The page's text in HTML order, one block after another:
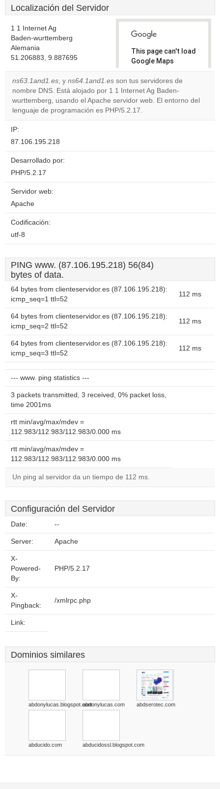
Localización del Servidor
1 1 Internet Ag
Baden-wurttemberg
Alemania
51.206883, 9.887695
This page can't load
Google Maps
correctly.
Do you
own this
website?
OK
ns63.1and1.es, y ns64.1and1.es son tus servidores de
nombre DNS. Está alojado por 1 1 Internet Ag Baden-
wurttemberg, usando el Apache servidor web. El entorno del
lenguaje de programación es PHP/5.2.17.
IP:
87.106.195.218
Desarrollado por:
PHP/5.2.17
Servidor web:
Apache
Codificación:
utf-8
PING www. (87.106.195.218) 56(84)
bytes of data.
64 bytes from clienteservidor.es (87.106.195.218):
icmp_seq=1 ttl=52
112 ms
64 bytes from clienteservidor.es (87.106.195.218):
icmp_seq=2 ttl=52
112 ms
64 bytes from clienteservidor.es (87.106.195.218):
icmp_seq=3 ttl=52
112 ms
--- www. ping statistics ---
3 packets transmitted, 3 received, 0% packet loss,
time 2001ms
rtt min/avg/max/mdev =
112.983/112.983/112.983/0.000 ms
rtt min/avg/max/mdev =
112.983/112.983/112.983/0.000 ms
Un ping al servidor da un tiempo de 112 ms.
Configuración del Servidor
Date: --
Server: Apache
X-
Powered-
By:
PHP/5.2.17
X-
Pingback:
/xmlrpc.php
Link:
Dominios similares
abdonylucas.blogspot.comabdonylucas.com abdserotec.com
abducido.com abducidossl.blogspot.com